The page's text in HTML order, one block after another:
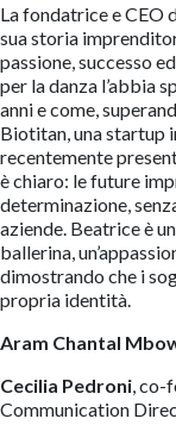
La fondatrice e CEO
sua storia
passione, successo
per la danza l’abbia
anni e come,
Biotitan, una startup
recentemente
è chiaro: le future
determinazione,
aziende. Beatrice è
ballerina,
dimostrando che i
propria identità.
Aram Chantal
Cecilia Pedroni ,
Communication